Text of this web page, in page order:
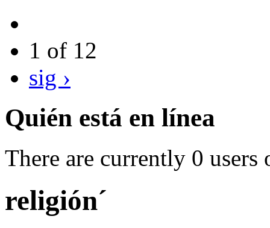
1 of 12
sig ›
Quién está en línea
There are currently 0 users
religión´